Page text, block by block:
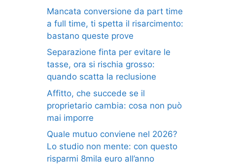
Mancata conversione da part time
a full time, ti spetta il risarcimento:
bastano queste prove
Separazione finta per evitare le
tasse, ora si rischia grosso:
quando scatta la reclusione
Affitto, che succede se il
proprietario cambia: cosa non può
mai imporre
Quale mutuo conviene nel 2026?
Lo studio non mente: con questo
risparmi 8mila euro all’anno